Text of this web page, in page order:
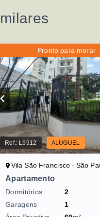
Pronto para morar
Ref.: L9912 ALUGUEL
Vila São Francisco - São
Apartamento
Dormitórios
2
Garagens
1